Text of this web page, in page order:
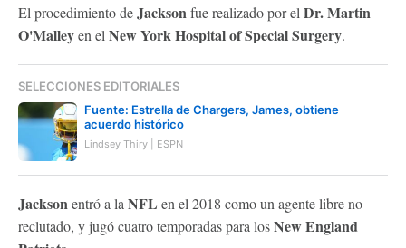
El procedimiento deJacksonfue realizado por el Dr. Martin
O'Malleyen el New York Hospital of Special Surgery.
SELECCIONES EDITORIALES
Fuente: Estrella de Chargers, James, obtiene
acuerdo histórico
Lindsey Thiry | ESPN
Jacksonentró a la NFL en el 2018 como un agente libre no
reclutado, y jugó cuatro temporadas para losNew England